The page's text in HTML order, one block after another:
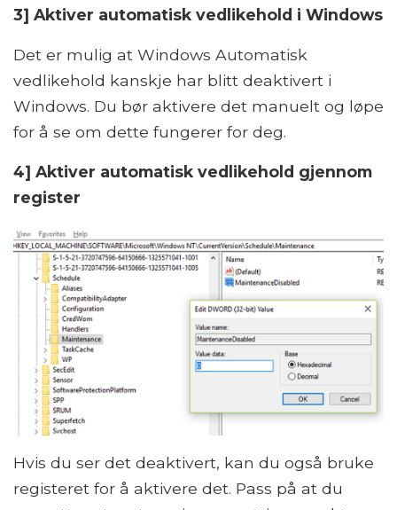
3] Aktiver automatisk vedlikehold i Windows
Det er mulig at Windows Automatisk
vedlikehold kanskje har blitt deaktivert i
Windows. Du bør aktivere det manuelt og løpe
for å se om dette fungerer for deg.
4] Aktiver automatisk vedlikehold gjennom
register
Hvis du ser det deaktivert, kan du også bruke
registeret for å aktivere det. Pass på at du